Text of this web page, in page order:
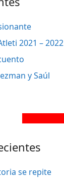
2021 – 2022
y Saúl
se repite